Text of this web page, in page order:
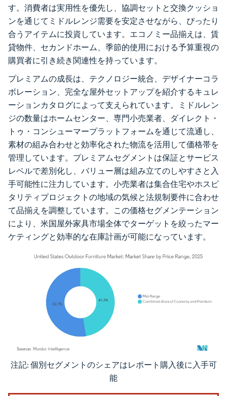
す。消費者は実用性を優先し、協調セットと交換クッショ
ンを通じてミドルレンジ需要を安定させながら、ぴったり
合うアイテムに投資しています。エコノミー品揃えは、賃
貸物件、セカンドホーム、季節的使用における予算重視の
購買者に引き続き関連性を持っています。
プレミアムの成長は、テクノロジー統合、デザイナーコラ
ボレーション、完全な屋外セットアップを紹介するキュレ
ーションカタログによって支えられています。ミドルレン
ジの数量はホームセンター、専門小売業者、ダイレクト・
トゥ・コンシューマープラットフォームを通じて流通し、
素材の組み合わせと効率化された物流を活用して価格帯を
管理しています。プレミアムセグメントは保証とサービス
レベルで差別化し、バリュー層は組み立てのしやすさと入
手可能性に注力しています。小売業者は集合住宅やホスピ
タリティプロジェクトの地域の気候と法規制要件に合わせ
て品揃えを調整しています。この価格セグメンテーション
により、米国屋外家具市場全体でターゲットを絞ったマー
ケティングと効率的な在庫計画が可能になっています。
画像 © Mordor Intelligence。再利用にはCC BY 4.0の表示が必要です。
注記: 個別セグメントのシェアはレポート購入後に入手可
能